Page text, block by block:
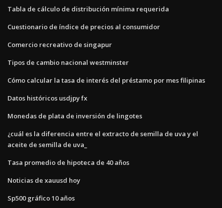
Tabla de cálculo de distribución mínima requerida
Cuestionario de índice de precios al consumidor
Comercio recreativo de singapur
Tipos de cambio nacional westminster
Cómo calcular la tasa de interés del préstamo por mes filipinas
Datos históricos usdjpy fx
Monedas de plata de inversión de lingotes
¿cuál es la diferencia entre el extracto de semilla de uva y el
aceite de semilla de uva_
Tasa promedio de hipoteca de 40 años
Noticias de xauusd hoy
Sp500 gráfico 10 años